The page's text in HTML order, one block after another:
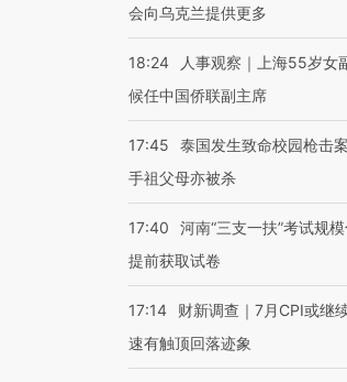
会向乌克兰提供更多
18:24
人事观察｜上海55岁女
候任中国侨联副主席
17:45
泰国发生致命校园枪击
手祖父母亦被杀
17:40
河南“三支一扶”考试规
提前获取试卷
17:14
财新调查｜7月CPI或继
速有触顶回落迹象